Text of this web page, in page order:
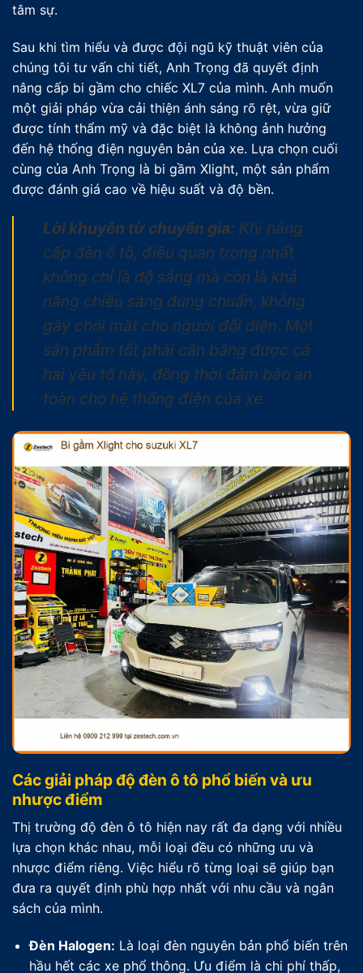
tâm sự.
Sau khi tìm hiểu và được đội ngũ kỹ thuật viên của
chúng tôi tư vấn chi tiết, Anh Trọng đã quyết định
nâng cấp bi gầm cho chiếc XL7 của mình. Anh muốn
một giải pháp vừa cải thiện ánh sáng rõ rệt, vừa giữ
được tính thẩm mỹ và đặc biệt là không ảnh hưởng
đến hệ thống điện nguyên bản của xe. Lựa chọn cuối
cùng của Anh Trọng là bi gầm Xlight, một sản phẩm
được đánh giá cao về hiệu suất và độ bền.
Lời khuyên từ chuyên gia: Khi nâng
cấp đèn ô tô, điều quan trọng nhất
không chỉ là độ sáng mà còn là khả
năng chiếu sáng đúng chuẩn, không
gây chói mắt cho người đối diện. Một
sản phẩm tốt phải cân bằng được cả
hai yếu tố này, đồng thời đảm bảo an
toàn cho hệ thống điện của xe.
Các giải pháp độ đèn ô tô phổ biến và ưu
nhược điểm
Thị trường độ đèn ô tô hiện nay rất đa dạng với nhiều
lựa chọn khác nhau, mỗi loại đều có những ưu và
nhược điểm riêng. Việc hiểu rõ từng loại sẽ giúp bạn
đưa ra quyết định phù hợp nhất với nhu cầu và ngân
sách của mình.
Đèn Halogen: Là loại đèn nguyên bản phổ biến trên
hầu hết các xe phổ thông. Ưu điểm là chi phí thấp,